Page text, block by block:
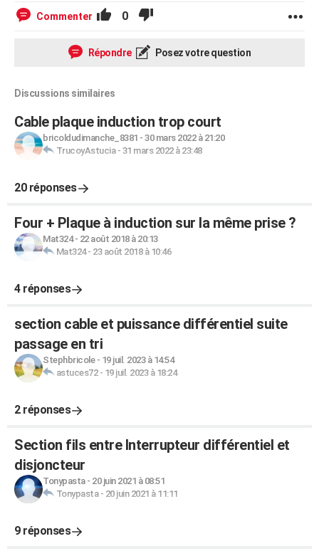
Commenter 0
Répondre Posez votre question
Discussions similaires
Cable plaque induction trop court
bricoldudimanche_8381 - 30 mars 2022 à 21:20
TrucoyAstucia- 31 mars 2022 à 23:48
20 réponses
Four + Plaque à induction sur la même prise ?
Mat324- 22 août 2018 à 20:13
Mat324- 23 août 2018 à 10:46
4 réponses
section cable et puissance différentiel suite
passage en tri
Stephbricole- 19 juil. 2023 à 14:54
astuces72- 19 juil. 2023 à 18:24
2 réponses
Section fils entre Interrupteur différentiel et
disjoncteur
Tonypasta- 20 juin 2021 à 08:51
Tonypasta- 20 juin 2021 à 11:11
9 réponses